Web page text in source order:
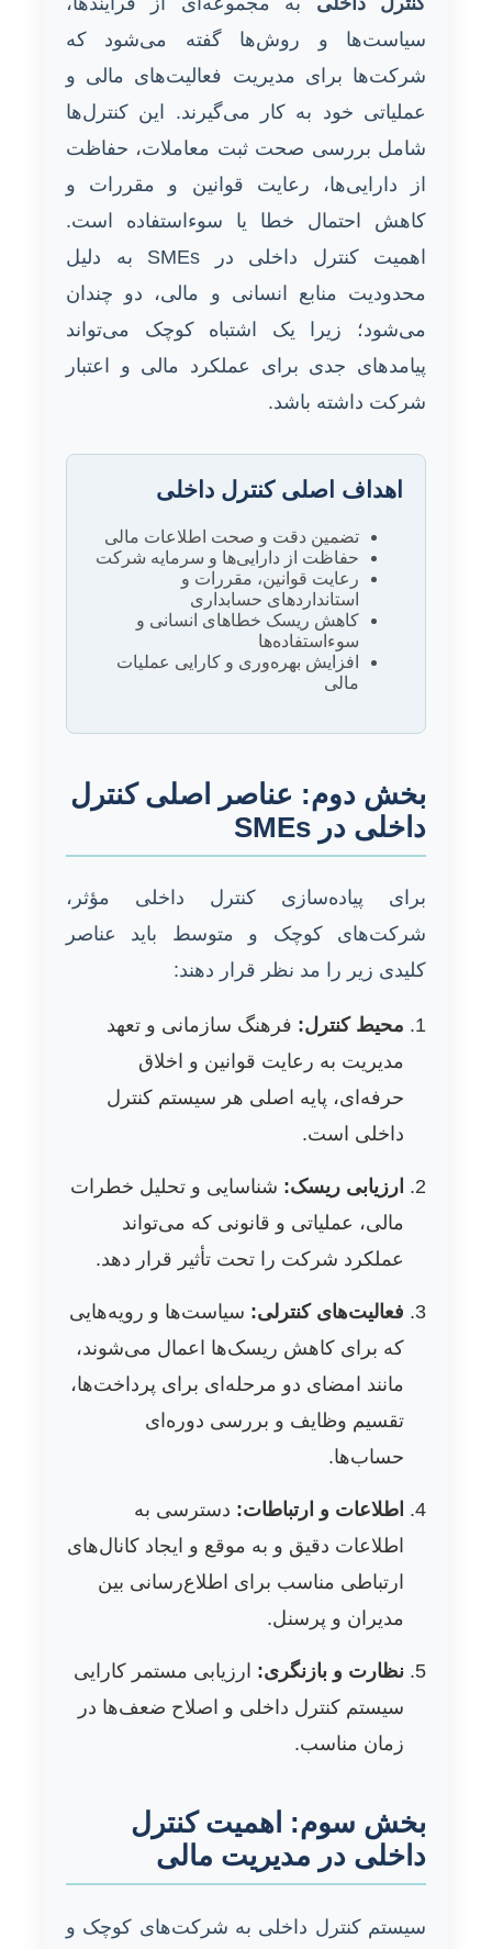
سیاست‌ها و روش‌ها گفته می‌شود که
شرکت‌ها برای مدیریت فعالیت‌های مالی و
عملیاتی خود به کار می‌گیرند. این کنترل‌ها
شامل بررسی صحت ثبت معاملات، حفاظت
از دارایی‌ها، رعایت قوانین و مقررات و
کاهش احتمال خطا یا سوءاستفاده است.
اهمیت کنترل داخلی در SMEs به دلیل
محدودیت منابع انسانی و مالی، دو چندان
می‌شود؛ زیرا یک اشتباه کوچک می‌تواند
پیامدهای جدی برای عملکرد مالی و اعتبار
شرکت داشته باشد.
اهداف اصلی کنترل داخلی
تضمین دقت و صحت اطلاعات مالی
حفاظت از دارایی‌ها و سرمایه شرکت
رعایت قوانین، مقررات و
استانداردهای حسابداری
کاهش ریسک خطاهای انسانی و
سوءاستفاده‌ها
افزایش بهره‌وری و کارایی عملیات
مالی
بخش دوم: عناصر اصلی کنترل
داخلی در SMEs
برای پیاده‌سازی کنترل داخلی مؤثر،
شرکت‌های کوچک و متوسط باید عناصر
کلیدی زیر را مد نظر قرار دهند:
محیط کنترل: فرهنگ سازمانی و تعهد
مدیریت به رعایت قوانین و اخلاق
حرفه‌ای، پایه اصلی هر سیستم کنترل
داخلی است.
ارزیابی ریسک: شناسایی و تحلیل خطرات
مالی، عملیاتی و قانونی که می‌تواند
عملکرد شرکت را تحت تأثیر قرار دهد.
فعالیت‌های کنترلی: سیاست‌ها و رویه‌هایی
که برای کاهش ریسک‌ها اعمال می‌شوند،
مانند امضای دو مرحله‌ای برای پرداخت‌ها،
تقسیم وظایف و بررسی دوره‌ای
حساب‌ها.
اطلاعات و ارتباطات: دسترسی به
اطلاعات دقیق و به موقع و ایجاد کانال‌های
ارتباطی مناسب برای اطلاع‌رسانی بین
مدیران و پرسنل.
نظارت و بازنگری: ارزیابی مستمر کارایی
سیستم کنترل داخلی و اصلاح ضعف‌ها در
زمان مناسب.
بخش سوم: اهمیت کنترل
داخلی در مدیریت مالی
سیستم کنترل داخلی به شرکت‌های کوچک و